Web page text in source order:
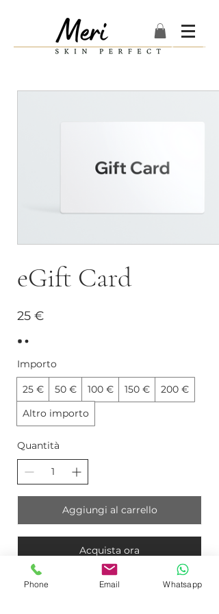
eGift Card
25 €
Importo
25 € 50 € 100 € 150 €
200 €
Altro importo
Quantità
Aggiungi al carrello
Acquista ora
Phone Email Whatsapp